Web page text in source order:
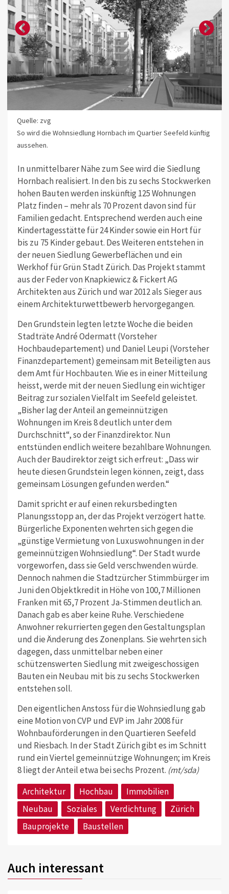
Quelle: zvg
So wird die Wohnsiedlung Hornbach im Quartier Seefeld künftig
aussehen.
In unmittelbarer Nähe zum See wird die Siedlung
Hornbach realisiert. In den bis zu sechs Stockwerken
hohen Bauten werden inskünftig 125 Wohnungen
Platz finden – mehr als 70 Prozent davon sind für
Familien gedacht. Entsprechend werden auch eine
Kindertagesstätte für 24 Kinder sowie ein Hort für
bis zu 75 Kinder gebaut. Des Weiteren entstehen in
der neuen Siedlung Gewerbeflächen und ein
Werkhof für Grün Stadt Zürich. Das Projekt stammt
aus der Feder von Knapkiewicz & Fickert AG
Architekten aus Zürich und war 2012 als Sieger aus
einem Architekturwettbewerb hervorgegangen.
Den Grundstein legten letzte Woche die beiden
Stadträte André Odermatt (Vorsteher
Hochbaudepartement) und Daniel Leupi (Vorsteher
Finanzdepartement) gemeinsam mit Beteiligten aus
dem Amt für Hochbauten. Wie es in einer Mitteilung
heisst, werde mit der neuen Siedlung ein wichtiger
Beitrag zur sozialen Vielfalt im Seefeld geleistet.
„Bisher lag der Anteil an gemeinnützigen
Wohnungen im Kreis 8 deutlich unter dem
Durchschnitt“, so der Finanzdirektor. Nun
entstünden endlich weitere bezahlbare Wohnungen.
Auch der Baudirektor zeigt sich erfreut: „Dass wir
heute diesen Grundstein legen können, zeigt, dass
gemeinsam Lösungen gefunden werden.“
Damit spricht er auf einen rekursbedingten
Planungsstopp an, der das Projekt verzögert hatte.
Bürgerliche Exponenten wehrten sich gegen die
„günstige Vermietung von Luxuswohnungen in der
gemeinnützigen Wohnsiedlung“. Der Stadt wurde
vorgeworfen, dass sie Geld verschwenden würde.
Dennoch nahmen die Stadtzürcher Stimmbürger im
Juni den Objektkredit in Höhe von 100,7 Millionen
Franken mit 65,7 Prozent Ja-Stimmen deutlich an.
Danach gab es aber keine Ruhe. Verschiedene
Anwohner rekurrierten gegen den Gestaltungsplan
und die Änderung des Zonenplans. Sie wehrten sich
dagegen, dass unmittelbar neben einer
schützenswerten Siedlung mit zweigeschossigen
Bauten ein Neubau mit bis zu sechs Stockwerken
entstehen soll.
Den eigentlichen Anstoss für die Wohnsiedlung gab
eine Motion von CVP und EVP im Jahr 2008 für
Wohnbauförderungen in den Quartieren Seefeld
und Riesbach. In der Stadt Zürich gibt es im Schnitt
rund ein Viertel gemeinnützige Wohnungen; im Kreis
8 liegt der Anteil etwa bei sechs Prozent. (mt/sda)
Architektur
Hochbau
Immobilien
Neubau
Soziales Verdichtung
Zürich
Bauprojekte
Baustellen
Auch interessant